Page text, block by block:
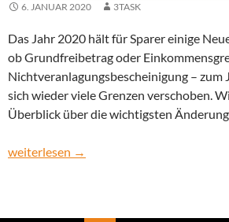
6. JANUAR 2020 3TASK
Das Jahr 2020 hält für Sparer einige
ob Grundfreibetrag oder
Nichtveranlagungsbescheinigung – zum
sich wieder viele Grenzen verschoben.
Überblick über die wichtigsten
Änderungen bei den Steuer- und
weiterlesen →